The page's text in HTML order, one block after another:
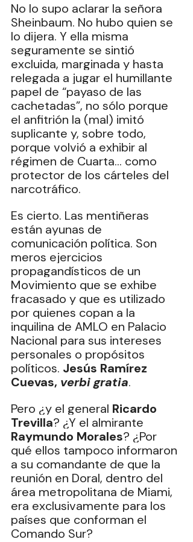
No lo supo aclarar la señora
Sheinbaum. No hubo quien se
lo dijera. Y ella misma
seguramente se sintió
excluida, marginada y hasta
relegada a jugar el humillante
papel de “payaso de las
cachetadas”, no sólo porque
el anfitrión la (mal) imitó
suplicante y, sobre todo,
porque volvió a exhibir al
régimen de Cuarta… como
protector de los cárteles del
narcotráfico.
Es cierto. Las mentiñeras
están ayunas de
comunicación política. Son
meros ejercicios
propagandísticos de un
Movimiento que se exhibe
fracasado y que es utilizado
por quienes copan a la
inquilina de AMLO en Palacio
Nacional para sus intereses
personales o propósitos
políticos. Jesús Ramírez
Cuevas, verbi gratia.
Pero ¿y el general Ricardo
Trevilla? ¿Y el almirante
Raymundo Morales? ¿Por
qué ellos tampoco informaron
a su comandante de que la
reunión en Doral, dentro del
área metropolitana de Miami,
era exclusivamente para los
países que conforman el
Comando Sur?